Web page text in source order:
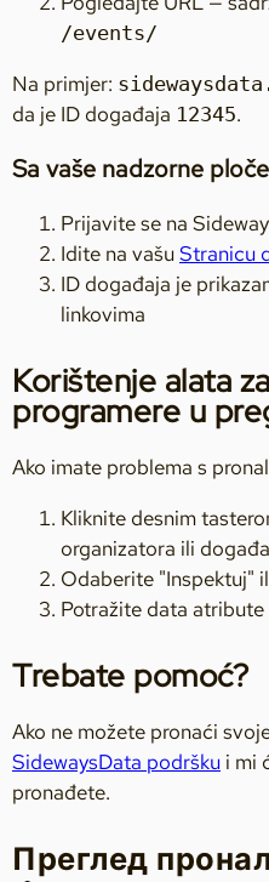
/events/
Na primjer:
da je ID događaja 12345.
Sa vaše nadzorne ploče
Prijavite se na
Idite na vašuStranicu
ID događaja je
linkovima
Korištenje alata
programere u
Ako imate problema s
Kliknite desnim
organizatora ili
Odaberite "Inspektuj"
Potražite data
Trebate pomoć?
Ako ne možete pronaći
SidewaysData podršku i mi
pronađete.
Преглед